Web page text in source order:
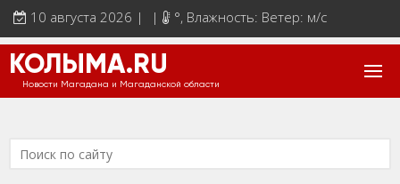
10 августа 2026 | | °, Влажность: Ветер: м/с
КОЛЫМА.RU
Новости Магадана и Магаданской области